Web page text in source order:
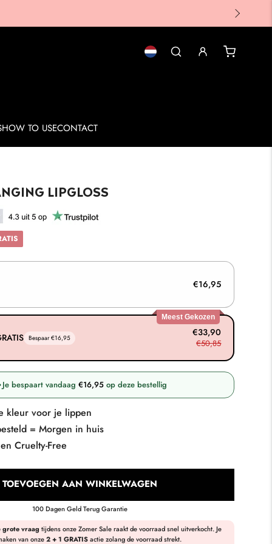
Desktop: Nederland
HOW TO USECONTACT
LIPGLOSS
€16,95
Meest Gekozen
Bespaar €16,95 €33,90
€50,85
Je bespaart vandaag€16,95 op deze bestellig
kleur voor je lippen
= Morgen in huis
Cruelty-Free
TOEVOEGEN AAN WINKELWAGEN
L
A
E
100 Dagen Geld Terug Garantie
grote vraag tijdens onze Zomer Sale raakt de voorraad snel uitverkocht. Je
van onze2 + 1 GRATISactie zolang de voorraad strekt.